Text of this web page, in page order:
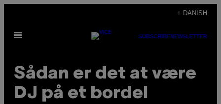
indhold
+ DANISH
Åbn
SUBSCRIBENEWSLETTER
Sådan er det at være
DJ på et bordel